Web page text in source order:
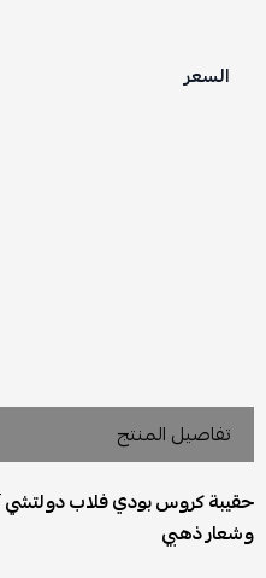
السعر
تفاصيل المنتج
حقيبة كروس بودي فلاب دولتشي
وشعار ذهبي